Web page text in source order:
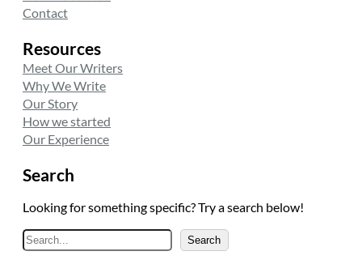
Contact
Resources
Meet Our Writers
Why We Write
Our Story
How we started
Our Experience
Search
Looking for something specific? Try a search below!
A
r
Search